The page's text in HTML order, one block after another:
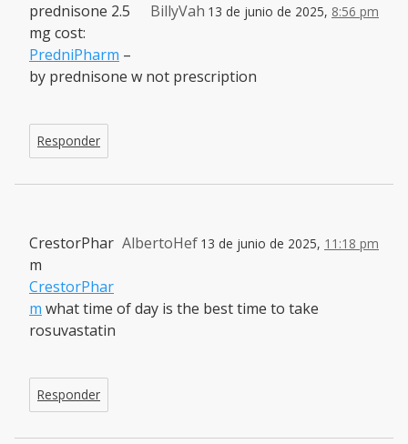
BillyVah 13 de junio de 2025, 8:56 pm
prednisone 2.5
mg cost:
PredniPharm –
by prednisone w not prescription
Responder
AlbertoHef 13 de junio de 2025, 11:18 pm
CrestorPhar
m
CrestorPhar
m what time of day is the best time to take
rosuvastatin
Responder